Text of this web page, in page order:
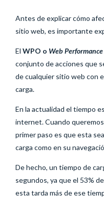
Antes de explicar cómo
sitio web, es importante
El WPO o Web
conjunto de acciones que
de cualquier sitio web con
carga.
En la actualidad el tiempo
internet. Cuando
primer paso es que esta
carga como en su
De hecho, un tiempo de
segundos, ya que el 53%
esta tarda más de ese